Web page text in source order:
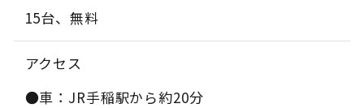
15台、無料
アクセス
●車：JR手稲駅から約20分